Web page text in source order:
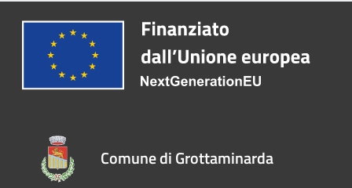
Comune di Grottaminarda